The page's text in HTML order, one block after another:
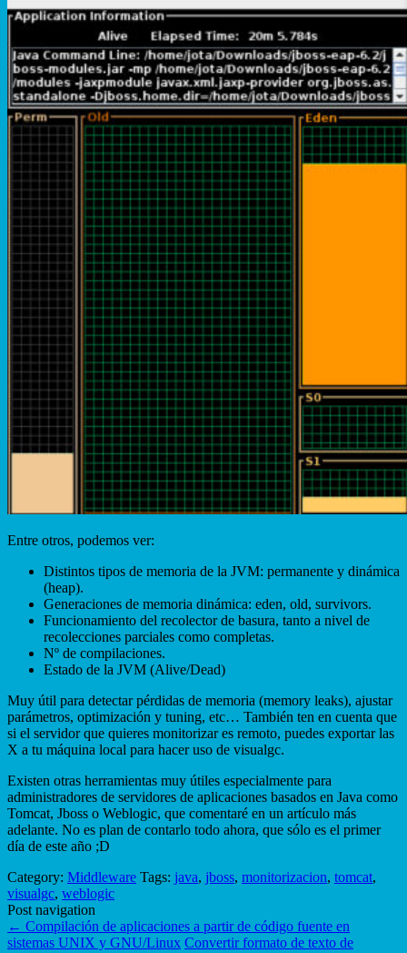
Entre otros, podemos ver:
Distintos tipos de memoria de la JVM: permanente y dinámica
(heap).
Generaciones de memoria dinámica: eden, old, survivors.
Funcionamiento del recolector de basura, tanto a nivel de
recolecciones parciales como completas.
Nº de compilaciones.
Estado de la JVM (Alive/Dead)
Muy útil para detectar pérdidas de memoria (memory leaks), ajustar
parámetros, optimización y tuning, etc… También ten en cuenta que
si el servidor que quieres monitorizar es remoto, puedes exportar las
X a tu máquina local para hacer uso de visualgc.
Existen otras herramientas muy útiles especialmente para
administradores de servidores de aplicaciones basados en Java como
Tomcat, Jboss o Weblogic, que comentaré en un artículo más
adelante. No es plan de contarlo todo ahora, que sólo es el primer
día de este año ;D
Category: Middleware Tags: java, jboss, monitorizacion, tomcat,
visualgc, weblogic
Post navigation
← Compilación de aplicaciones a partir de código fuente en
sistemas UNIX y GNU/Linux Convertir formato de texto de